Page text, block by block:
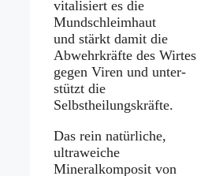
vitalisiert es die
Mundschleimhaut
und stärkt damit die
Abwehrkräfte des Wirtes
gegen Viren und unter-
stützt die
Selbstheilungskräfte.
Das rein natürliche,
ultraweiche
Mineralkomposit von